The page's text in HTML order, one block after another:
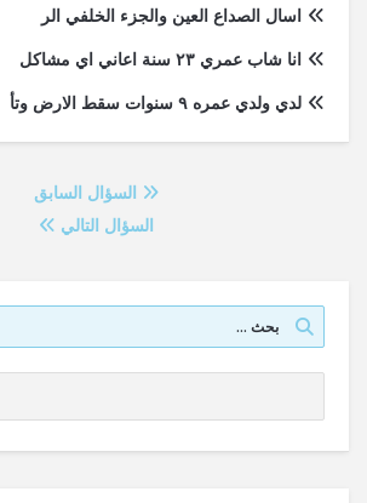
اسال الصداع العين والجزء الخلفي الر
انا شاب عمري ٢٣ سنة اعاني اي مشاكل
لدي ولدي عمره ٩ سنوات سقط الارض وتأ
السؤال السابق
السؤال التالي